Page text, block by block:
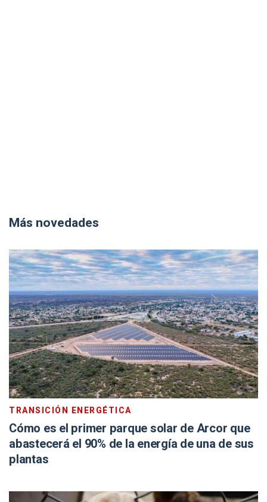
Más novedades
TRANSICIÓN ENERGÉTICA
Cómo es el primer parque solar de Arcor que
abastecerá el 90% de la energía de una de sus
plantas